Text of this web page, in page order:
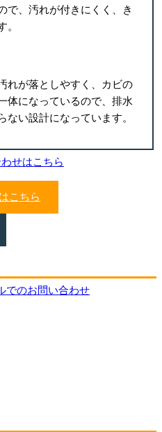
で、汚れが付きにくく、き
。
れが落としやすく、カビの
体になっているので、排水
ない設計になっています。
こちら